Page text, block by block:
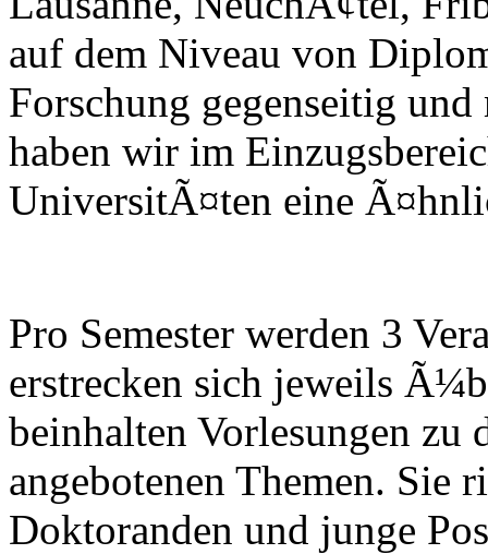
auf dem Niveau von
Forschung gegenseitig
haben wir im
UniversitÃ¤ten eine
Pro Semester werden 3
erstrecken sich jeweils
beinhalten Vorlesungen zu
angebotenen Themen. Sie
Doktoranden und junge